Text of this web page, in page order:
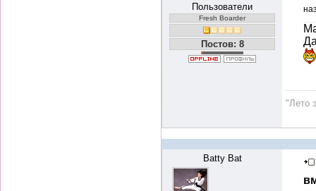
Пользователи
Fresh Boarder
Постов: 8
"Лето
Batty Bat